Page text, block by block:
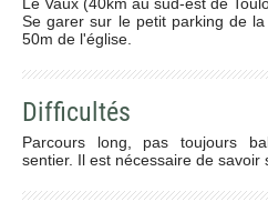
Se garer sur le petit parking de
50m de l'église.
Difficultés
Parcours long, pas toujours
sentier. Il est nécessaire de savoir